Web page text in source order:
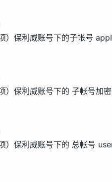
）保利威账号下的子帐号
）保利威账号下的 子帐号加
）保利威账号下的 总帐号